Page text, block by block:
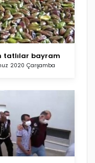
tatlılar bayram
2020 Çarşamba